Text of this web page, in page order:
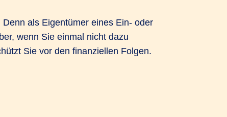
als Eigentümer eines Ein- oder
wenn Sie einmal nicht dazu
Sie vor den finanziellen Folgen.